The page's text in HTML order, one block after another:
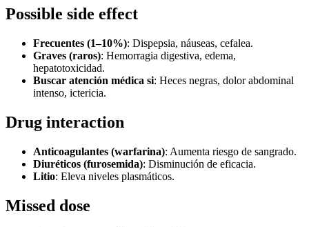
Possible side effect
Frecuentes (1–10%): Dispepsia, náuseas, cefalea.
Graves (raros): Hemorragia digestiva, edema,
hepatotoxicidad.
Buscar atención médica si: Heces negras, dolor abdominal
intenso, ictericia.
Drug interaction
Anticoagulantes (warfarina): Aumenta riesgo de sangrado.
Diuréticos (furosemida): Disminución de eficacia.
Litio: Eleva niveles plasmáticos.
Missed dose